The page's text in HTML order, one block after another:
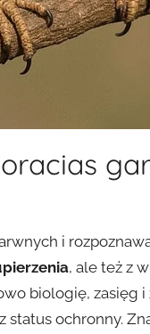
i
, ale też z
biologię, zasięg
ochronny.